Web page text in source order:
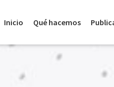
Inicio Qué hacemos